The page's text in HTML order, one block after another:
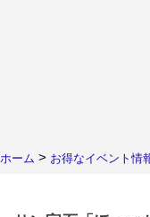
ホーム > お得なイベント情